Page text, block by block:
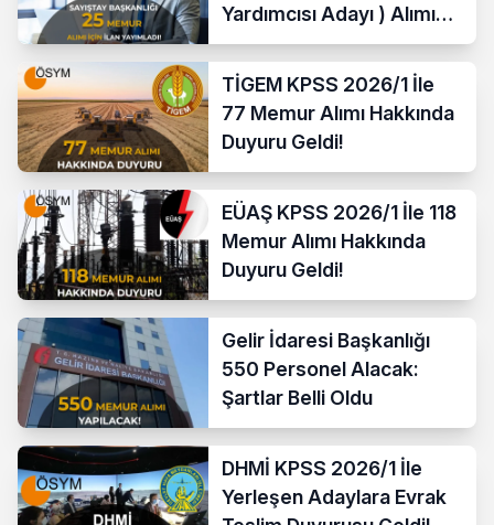
Yardımcısı Adayı ) Alımı
Yapacak
TİGEM KPSS 2026/1 İle
77 Memur Alımı Hakkında
Duyuru Geldi!
EÜAŞ KPSS 2026/1 İle 118
Memur Alımı Hakkında
Duyuru Geldi!
Gelir İdaresi Başkanlığı
550 Personel Alacak:
Şartlar Belli Oldu
DHMİ KPSS 2026/1 İle
Yerleşen Adaylara Evrak